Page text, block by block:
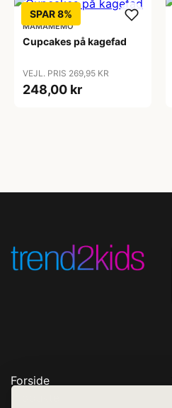
SPAR 8%
MAMAMEMO
Cupcakes på kagefad
VEJL. PRIS 269,95 KR
248,00 kr
Forside